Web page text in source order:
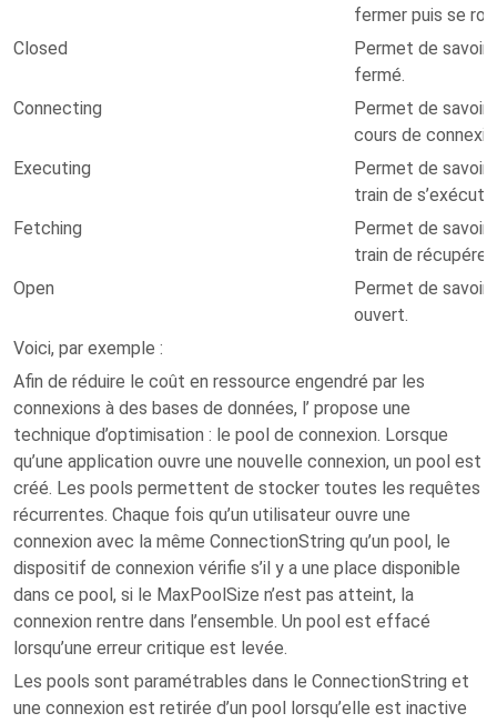
fermer puis se
Closed
Permet de savoir
fermé.
Connecting
Permet de savoir
cours de
Executing
Permet de savoir
train de
Fetching
Permet de savoir
train de
Open
Permet de savoir
ouvert.
Voici, par exemple :
Afin de réduire le coût en ressource engendré par les
connexions à des bases de données, l’ propose une
technique d’optimisation : le pool de connexion. Lorsque
qu’une application ouvre une nouvelle connexion, un pool est
créé. Les pools permettent de stocker toutes les requêtes
récurrentes. Chaque fois qu’un utilisateur ouvre une
connexion avec la même ConnectionString qu’un pool, le
dispositif de connexion vérifie s’il y a une place disponible
dans ce pool, si le MaxPoolSize n’est pas atteint, la
connexion rentre dans l’ensemble. Un pool est effacé
lorsqu’une erreur critique est levée.
Les pools sont paramétrables dans le ConnectionString et
une connexion est retirée d’un pool lorsqu’elle est inactive